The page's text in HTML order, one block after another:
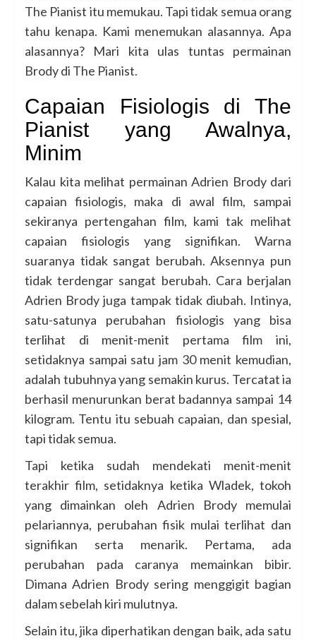
The Pianist itu memukau. Tapi tidak semua orang
tahu kenapa. Kami menemukan alasannya. Apa
alasannya? Mari kita ulas tuntas permainan
Brody di The Pianist.
Capaian Fisiologis di The
Pianist yang Awalnya,
Minim
Kalau kita melihat permainan Adrien Brody dari
capaian fisiologis, maka di awal film, sampai
sekiranya pertengahan film, kami tak melihat
capaian fisiologis yang signifikan. Warna
suaranya tidak sangat berubah. Aksennya pun
tidak terdengar sangat berubah. Cara berjalan
Adrien Brody juga tampak tidak diubah. Intinya,
satu-satunya perubahan fisiologis yang bisa
terlihat di menit-menit pertama film ini,
setidaknya sampai satu jam 30 menit kemudian,
adalah tubuhnya yang semakin kurus. Tercatat ia
berhasil menurunkan berat badannya sampai 14
kilogram. Tentu itu sebuah capaian, dan spesial,
tapi tidak semua.
Tapi ketika sudah mendekati menit-menit
terakhir film, setidaknya ketika Wladek, tokoh
yang dimainkan oleh Adrien Brody memulai
pelariannya, perubahan fisik mulai terlihat dan
signifikan serta menarik. Pertama, ada
perubahan pada caranya memainkan bibir.
Dimana Adrien Brody sering menggigit bagian
dalam sebelah kiri mulutnya.
Selain itu, jika diperhatikan dengan baik, ada satu